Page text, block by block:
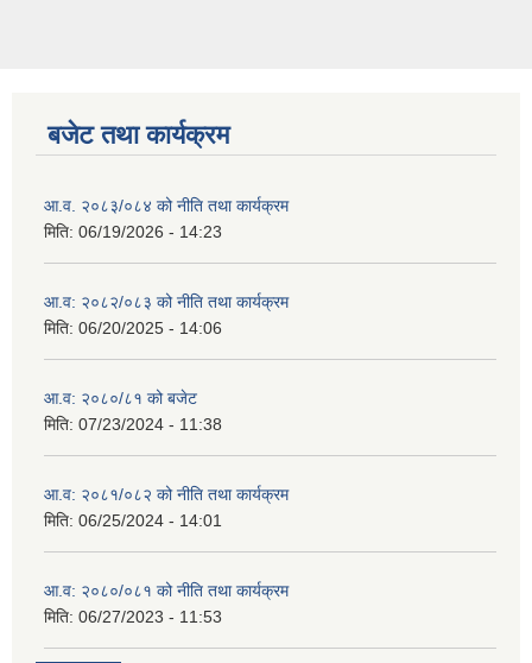
बजेट तथा कार्यक्रम
आ.व. २०८३/०८४ को नीति तथा कार्यक्रम
मिति: 06/19/2026 - 14:23
आ.व: २०८२/०८३ को नीति तथा कार्यक्रम
मिति: 06/20/2025 - 14:06
आ.व: २०८०/८१ को बजेट
मिति: 07/23/2024 - 11:38
आ.व: २०८१/०८२ को नीति तथा कार्यक्रम
मिति: 06/25/2024 - 14:01
आ.व: २०८०/०८१ को नीति तथा कार्यक्रम
मिति: 06/27/2023 - 11:53